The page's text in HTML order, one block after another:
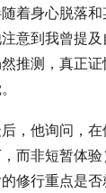
着身心脱落
意到我曾提
推测，真正
，他询问，
而非短暂体
修行重点是